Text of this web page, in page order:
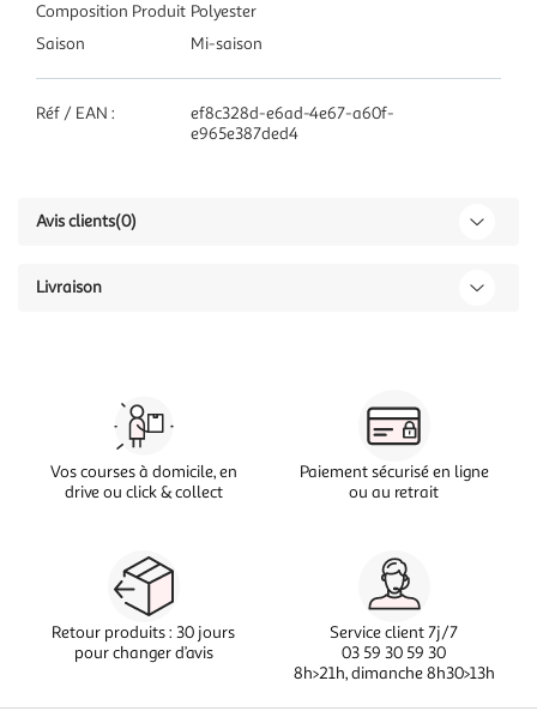
Composition Produit Polyester
Saison
Mi-saison
Réf / EAN :
ef8c328d-e6ad-4e67-a60f-
e965e387ded4
Avis clients(0)
Livraison
Vos courses à domicile, en
drive ou click & collect
Paiement sécurisé en ligne
ou au retrait
Retour produits : 30 jours
pour changer d’avis
Service client 7j/7
03 59 30 59 30
8h>21h, dimanche 8h30>13h